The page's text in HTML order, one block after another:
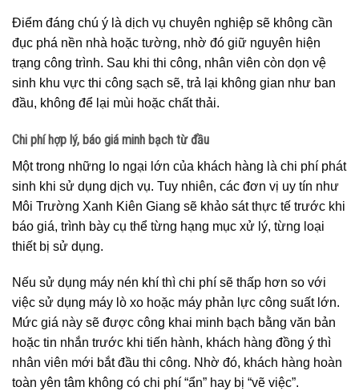
Điểm đáng chú ý là dịch vụ chuyên nghiệp sẽ không cần
đục phá nền nhà hoặc tường, nhờ đó giữ nguyên hiện
trạng công trình. Sau khi thi công, nhân viên còn dọn vệ
sinh khu vực thi công sạch sẽ, trả lại không gian như ban
đầu, không để lại mùi hoặc chất thải.
Chi phí hợp lý, báo giá minh bạch từ đầu
Một trong những lo ngại lớn của khách hàng là chi phí phát
sinh khi sử dụng dịch vụ. Tuy nhiên, các đơn vị uy tín như
Môi Trường Xanh Kiên Giang sẽ khảo sát thực tế trước khi
báo giá, trình bày cụ thể từng hạng mục xử lý, từng loại
thiết bị sử dụng.
Nếu sử dụng máy nén khí thì chi phí sẽ thấp hơn so với
việc sử dụng máy lò xo hoặc máy phản lực công suất lớn.
Mức giá này sẽ được công khai minh bạch bằng văn bản
hoặc tin nhắn trước khi tiến hành, khách hàng đồng ý thì
nhân viên mới bắt đầu thi công. Nhờ đó, khách hàng hoàn
toàn yên tâm không có chi phí “ẩn” hay bị “vẽ việc”.